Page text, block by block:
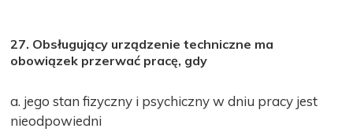
27. Obsługujący urządzenie techniczne ma
obowiązek przerwać pracę, gdy
a. jego stan fizyczny i psychiczny w dniu pracy jest
nieodpowiedni